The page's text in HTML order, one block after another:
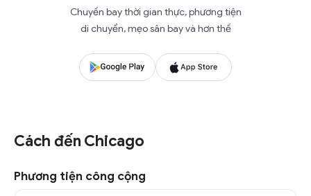
Chuyến bay thời gian thực, phương tiện
di chuyển, mẹo sân bay và hơn thế
Cách đến Chicago
Phương tiện công cộng